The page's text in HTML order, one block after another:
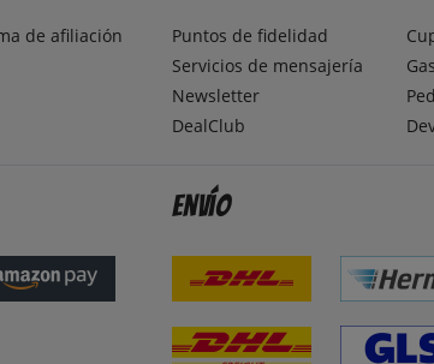
de afiliación
Puntos de fidelidad
Servicios de mensajería
Newsletter
DealClub
Envío